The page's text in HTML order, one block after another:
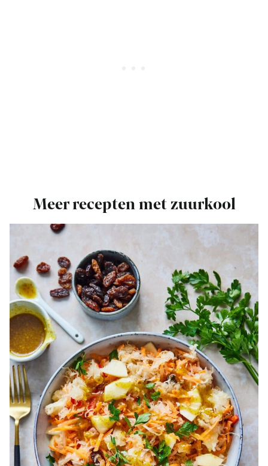
Meer recepten met zuurkool
met
appel